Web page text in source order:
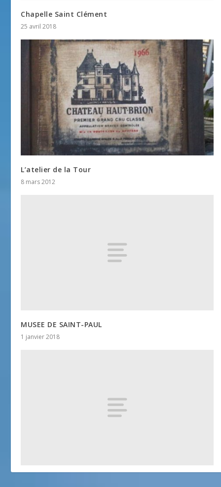
Chapelle Saint Clément
25 avril 2018
L’atelier de la Tour
8 mars 2012
MUSEE DE SAINT-PAUL
1 janvier 2018